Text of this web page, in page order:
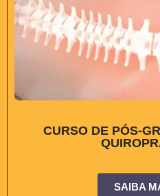
CURSO DE PÓS-
SAIBA